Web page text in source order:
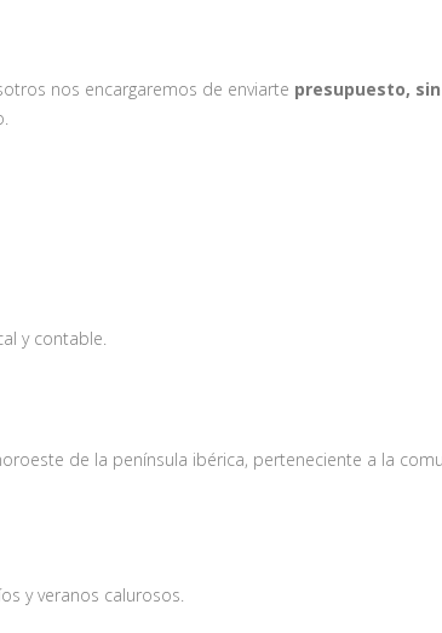
nos encargaremos de enviarte presupuesto, sin
y contable.
de la península ibérica, perteneciente a la
y veranos calurosos.